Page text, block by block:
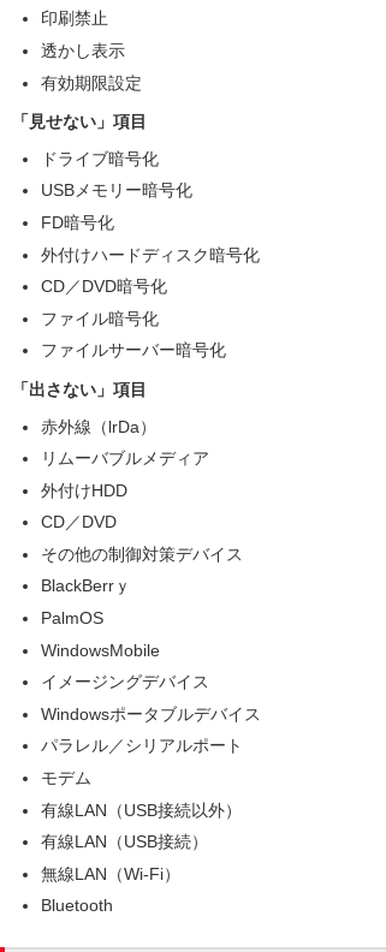
印刷禁止
透かし表示
有効期限設定
「見せない」項目
ドライブ暗号化
USBメモリー暗号化
FD暗号化
外付けハードディスク暗号化
CD／DVD暗号化
ファイル暗号化
ファイルサーバー暗号化
「出さない」項目
赤外線（lrDa）
リムーバブルメディア
外付けHDD
CD／DVD
その他の制御対策デバイス
BlackBerrｙ
PalmOS
WindowsMobile
イメージングデバイス
Windowsポータブルデバイス
パラレル／シリアルポート
モデム
有線LAN（USB接続以外）
有線LAN（USB接続）
無線LAN（Wi-Fi）
Bluetooth